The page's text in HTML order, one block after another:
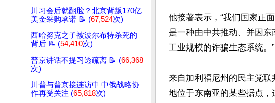
川习会后就翻脸？北京背叛170亿
美金采购承诺 📝 (67,524次)
西哈努克之子被波尔布特杀死的
背后 📝 (54,410次)
普京讲话不提习透疏离 📝 (66,368
次)
川普与普京接连访中 中俄战略协
作再受关注 (65,818次)
他接著表示，“我们国家正
是一种由中共推动、并因
工业规模的诈骗生态系统。”
来自加利福尼州的民主党
地位于东南亚的某些据点